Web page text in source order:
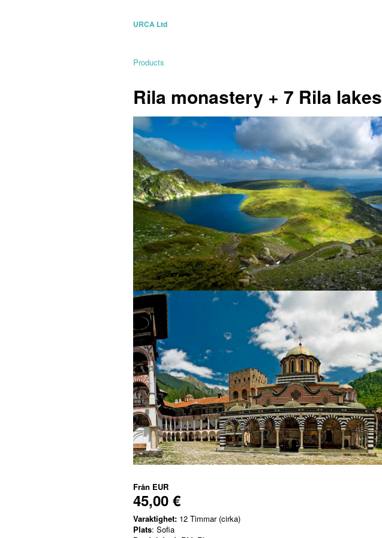
URCA Ltd
Products
Rila monastery + 7 Rila lakes
Från EUR
45,00 €
Varaktighet: 12 Timmar (cirka)
Plats: Sofia